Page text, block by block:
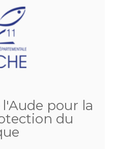
pour la
du